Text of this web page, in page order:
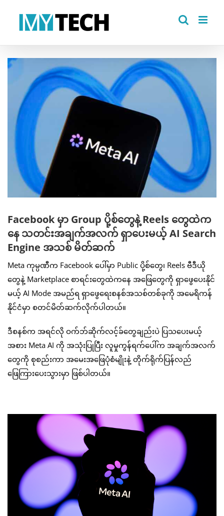
View
Image
Facebook မှာ Group ပို့စ်တွေနဲ့ Reels တွေထဲက
နေ သတင်းအချက်အလက် ရှာပေးမယ့် AI Search
Engine အသစ် မိတ်ဆက်
Meta ကုမ္ပဏီက Facebook ပေါ်မှာ Public ပို့စ်တွေ၊ Reels ဗီဒီယို
တွေနဲ့ Marketplace စာရင်းတွေထဲကနေ အဖြေတွေကို ရှာဖွေပေးနိုင်
မယ့် AI Mode အမည်ရ ရှာဖွေရေးစနစ်အသစ်တစ်ခုကို အမေရိကန်
နိုင်ငံမှာ စတင်မိတ်ဆက်လိုက်ပါတယ်။
ဒီစနစ်က အရင်လို ဝက်ဘ်ဆိုက်လင့်ခ်တွေချည်းပဲ ပြသပေးမယ့်
အစား Meta AI ကို အသုံးပြုပြီး လူမှုကွန်ရက်ပေါ်က အချက်အလက်
တွေကို စုစည်းကာ အမေးအဖြေပုံစံမျိုးနဲ့ တိုက်ရိုက်ပြန်လည်
ဖြေကြားပေးသွားမှာ ဖြစ်ပါတယ်။